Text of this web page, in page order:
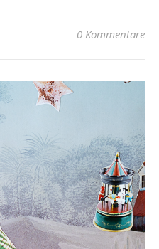
0 Kommentare